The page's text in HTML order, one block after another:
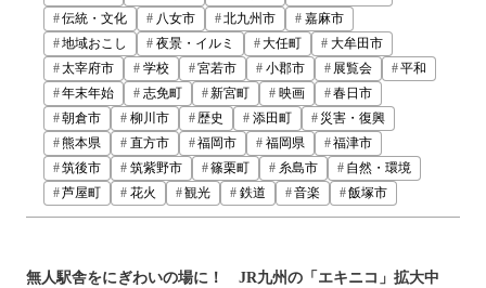
伝統・文化
八女市 北九州市
嘉麻市
地域おこし
夜景・イルミ 大任町
大牟田市
太宰府市
学校 宮若市 小郡市 展覧会
平和
年末年始
志免町 新宮町 映画
春日市
朝倉市
柳川市 歴史 添田町
災害・復興
熊本県
直方市 福岡市 福岡県
福津市
筑後市
筑紫野市 篠栗町 糸島市
自然・環境
芦屋町
花火 観光 鉄道 音楽 飯塚市
無人駅舎をにぎわいの場に！ JR九州の「エキニコ」拡大中